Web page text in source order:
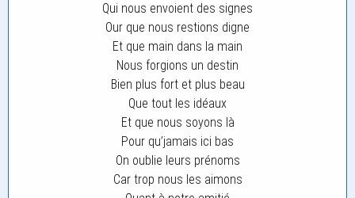
Qui nous envoient des signes
Our que nous restions digne
Et que main dans la main
Nous forgions un destin
Bien plus fort et plus beau
Que tout les idéaux
Et que nous soyons là
Pour qu’jamais ici bas
On oublie leurs prénoms
Car trop nous les aimons